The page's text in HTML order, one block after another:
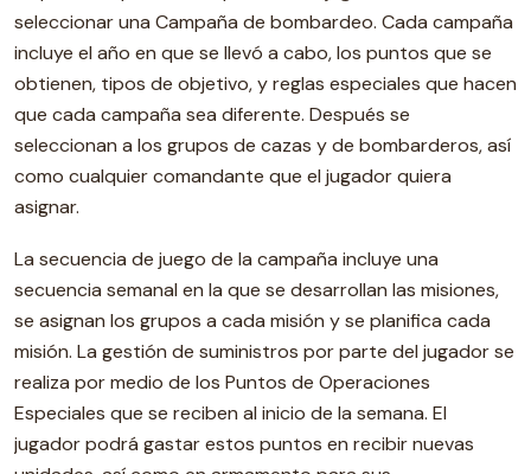
seleccionar una Campaña de bombardeo. Cada campaña
incluye el año en que se llevó a cabo, los puntos que se
obtienen, tipos de objetivo, y reglas especiales que hacen
que cada campaña sea diferente. Después se
seleccionan a los grupos de cazas y de bombarderos, así
como cualquier comandante que el jugador quiera
asignar.
La secuencia de juego de la campaña incluye una
secuencia semanal en la que se desarrollan las misiones,
se asignan los grupos a cada misión y se planifica cada
misión. La gestión de suministros por parte del jugador se
realiza por medio de los Puntos de Operaciones
Especiales que se reciben al inicio de la semana. El
jugador podrá gastar estos puntos en recibir nuevas